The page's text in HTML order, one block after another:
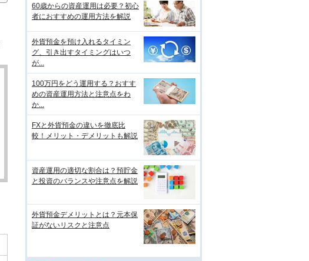
60歳からの資産運用は必要？初心
者におすすめの運用方法を解説
外貨預金を預け入れるタイミン
グ、引き出すタイミングはいつ
が...
100万円をどう運用する？おすす
めの資産運用方法と注意点をわ
か...
FXと外貨預金の違いを徹底比
較！メリット・デメリットも解説
資産運用の適切な割合は？預貯金
と投資のバランスや注意点を解説
外貨預金デメリットとは？元本保
証がないリスクと注意点